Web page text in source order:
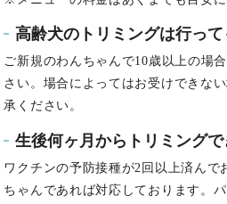
高齢犬のトリミングは行って
ご新規のわんちゃんで10歳以上の場
さい。 場合によってはお受けできな
承ください。
生後何ヶ月からトリミングで
ワクチンの予防接種が2回以上済んで
ちゃんであれば対応しております。